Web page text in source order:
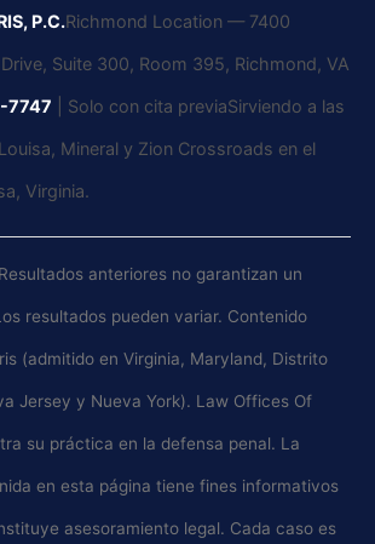
P.C.Richmond Location — 7400
Suite 300, Room 395, Richmond, VA
7747 | Solo con cita previaSirviendo a las
Mineral y Zion Crossroads en el
Virginia.
Resultados anteriores no garantizan un
resultados pueden variar. Contenido
(admitido en Virginia, Maryland, Distrito
Jersey y Nueva York). Law Offices Of
su práctica en la defensa penal. La
en esta página tiene fines informativos
asesoramiento legal. Cada caso es